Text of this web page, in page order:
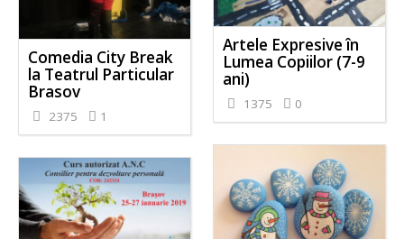
Comedia City Break
la Teatrul Particular
Brasov
2375 1
Artele Expresive în
Lumea Copiilor (7-9
ani)
1375 0